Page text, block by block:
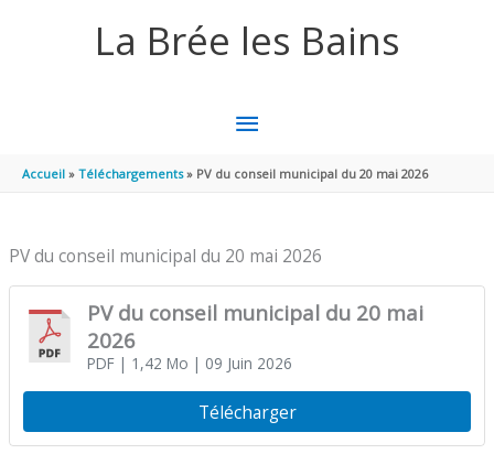
La Brée les Bains
MENU
PRINCIPAL
Accueil Téléchargements PV du conseil municipal du 20 mai 2026
PV du conseil municipal du 20 mai 2026
PV du conseil municipal du 20 mai
2026
PDF| 1,42 Mo | 09 Juin 2026
Télécharger